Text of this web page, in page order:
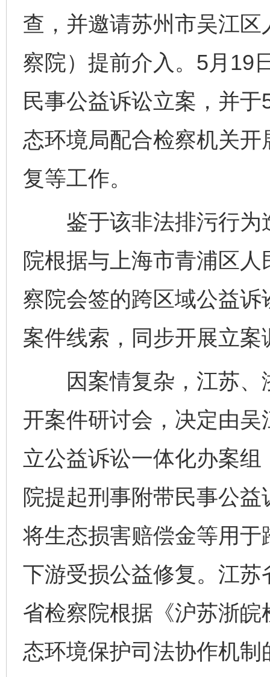
查，并邀请苏州市吴江
察院）提前介入。5月19
民事公益诉讼立案，并
态环境局配合检察机关
复等工作。
鉴于该非法排污行为
院根据与上海市青浦区
察院会签的跨区域公益
案件线索，同步开展立案
因案情复杂，江苏、
开案件研讨会，决定由
立公益诉讼一体化办案
院提起刑事附带民事公
将生态损害赔偿金等用
下游受损公益修复。江
省检察院根据《沪苏浙
态环境保护司法协作机